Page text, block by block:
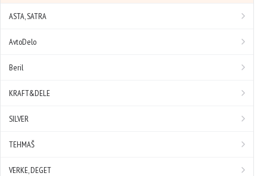
ASTA, SATRA
AvtoDelo
Beril
KRAFT&DELE
SILVER
TEHMAŠ
VERKE, DEGET